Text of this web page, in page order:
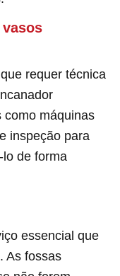
requer técnica
como máquinas
inspeção para
lo de forma
essencial que
As fossas